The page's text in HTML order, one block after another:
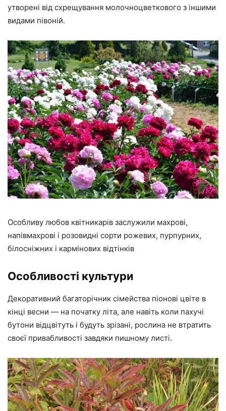
утворені від схрещування молочноцветкового з іншими
видами півоній.
Особливу любов квітникарів заслужили махрові,
напівмахрові і розовидні сорти рожевих, пурпурних,
білосніжних і кармінових відтінків
Особливості культури
Декоративний багаторічник сімейства піонові цвіте в
кінці весни — на початку літа, але навіть коли пахучі
бутони відцвітуть і будуть зрізані, рослина не втратить
своєї привабливості завдяки пишному листі.